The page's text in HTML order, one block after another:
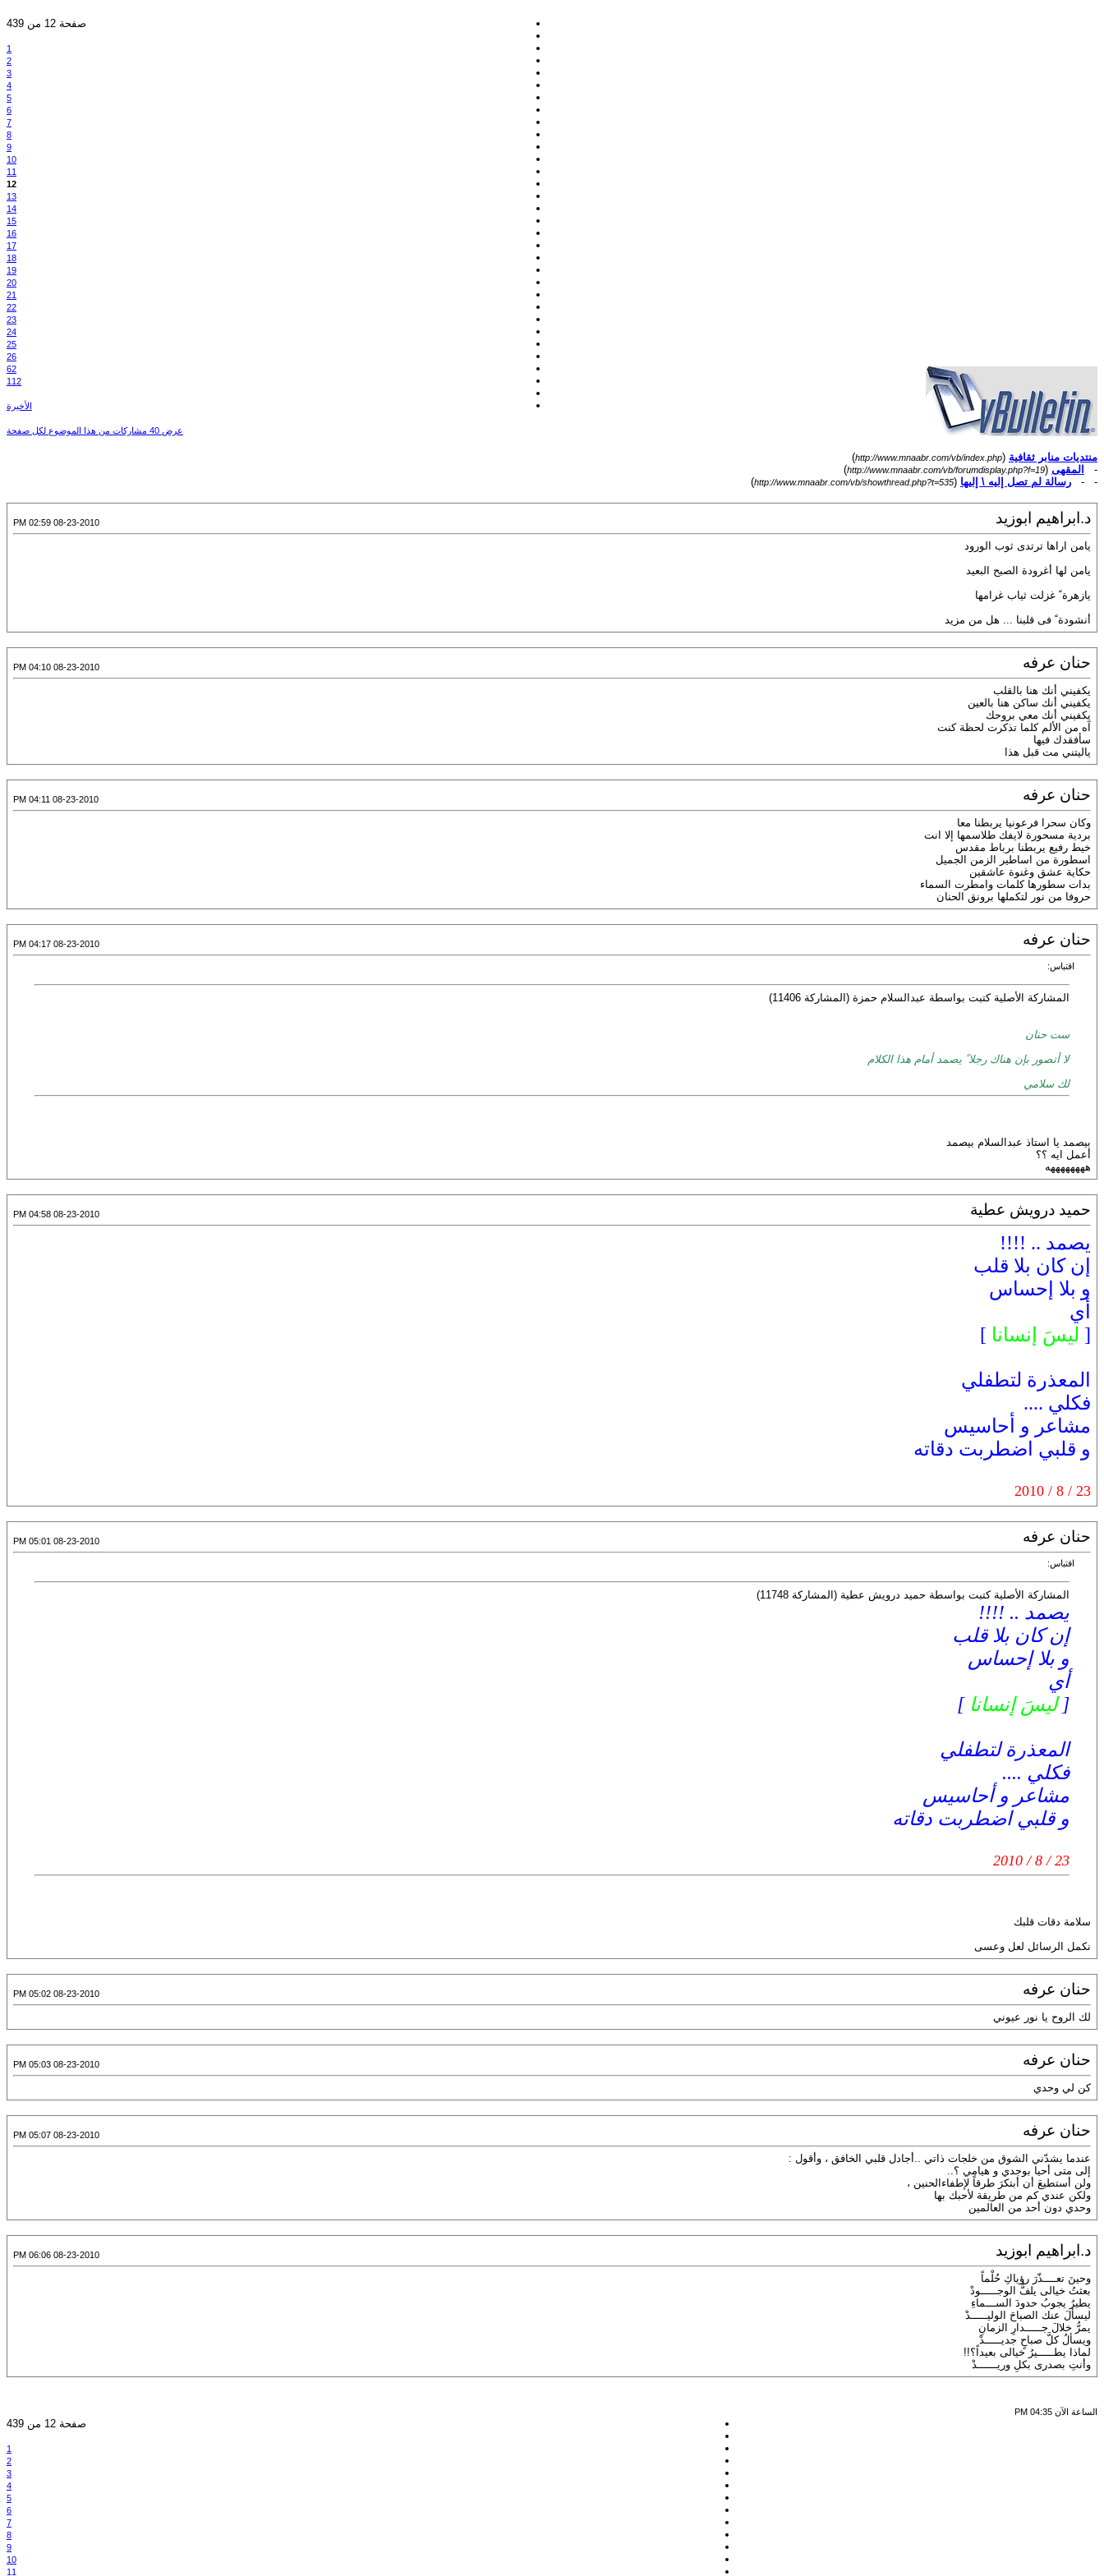
صفحة 12 من 439
1
2
3
4
5
6
7
8
9
10
11
12
13
14
15
16
17
18
19
20
21
22
23
24
25
26
62
112
الأخيرة
عرض 40 مشاركات من هذا الموضوع لكل صفحة
منتديات منابر ثقافية (
http://www.mnaabr.com/vb/index.php
)
-
المقهى (
http://www.mnaabr.com/vb/forumdisplay.php?f=19
)
- - رسالة لم تصل إليه \ إليها (
http://www.mnaabr.com/vb/showthread.php?t=535
)
د.ابراهيم ابوزيد 08-23-2010 02:59 PM
يامن اراها ترتدى ثوب الورود
يامن لها أغرودة الصبح البعيد
يازهرة ً غزلت ثياب غرامها
أنشودة ً فى قلبنا ... هل من مزيد
حنان عرفه 08-23-2010 04:10 PM
يكفيني أنك هنا بالقلب
يكفيني أنك ساكن هنا بالعين
يكفيني أنك معي بروحك
آه من الألم كلما تذكرت لحظة كنت
سأفقدك فيها
ياليتني مت قبل هذا
حنان عرفه 08-23-2010 04:11 PM
وكان سحرا فرعونيا يربطنا معا
بردية مسحورة لايفك طلاسمها إلا انت
خيط رفيع يربطنا برباط مقدس
اسطورة من اساطير الزمن الجميل
حكاية عشق وغنوة عاشقين
بدات سطورها كلمات وامطرت السماء
حروفا من نور لتكملها برونق الحنان
حنان عرفه 08-23-2010 04:17 PM
اقتباس:
المشاركة الأصلية كتبت بواسطة عبدالسلام حمزة (المشاركة 11406)
ست حنان
لا أتصور بإن هناك رجلا ً يصمد أمام هذا الكلام
لك سلامي
بيصمد يا استاذ عبدالسلام بيصمد
أعمل ايه ؟؟
ههههههههه
حميد درويش عطية 08-23-2010 04:58 PM
يصمد .. !!!!
إن كان بلا قلب
و بلا إحساس
أي
[ ليسَ إنسانا ]
المعذرة لتطفلي
فكلي ....
مشاعر و أحاسيس
و قلبي اضطربت دقاته
23 / 8 / 2010
حنان عرفه 08-23-2010 05:01 PM
اقتباس:
المشاركة الأصلية كتبت بواسطة حميد درويش عطية (المشاركة 11748)
يصمد .. !!!!
إن كان بلا قلب
و بلا إحساس
أي
[ ليسَ إنسانا]
المعذرة لتطفلي
فكلي ....
مشاعر و أحاسيس
و قلبي اضطربت دقاته
23 / 8 / 2010
سلامة دقات قلبك
نكمل الرسائل لعل وعسى
حنان عرفه 08-23-2010 05:02 PM
لك الروح يا نور عيوني
حنان عرفه 08-23-2010 05:03 PM
كن لي وحدي
حنان عرفه 08-23-2010 05:07 PM
عندما يشدّني الشوق من خلجات ذاتي ..أجادل قلبي الخافق ، وأقول :
إلى متى أحيا بوجدي و هيامي ؟..
ولن أستطيعَ أن أبتكرَ طرقاً لإطفاءالحنين ،
ولكن عندي كم من طريقة لأحبك بها
وحدي دون أحد من العالمين
د.ابراهيم ابوزيد 08-23-2010 06:06 PM
وحينَ تعــــذّرَ رؤياكِ حُلْماً
بعثتُ خيالى يلفُّ الوجـــــودْ
يطيرُ يجوبُ حدودَ الســـماءِ
ليسألَ عنك الصباحَ الوليـــــدْ
يمرُّ خلالَ جـــــدارِ الزمانِ
ويسألُ كلَّ صباحٍ جديـــــدْ
لماذا يطـــــيرُ خيالى بعيداً؟!!
وأنتِ بصدرى بكلِ وريــــــدْ
الساعة الآن 04:35 PM
صفحة 12 من 439
1
2
3
4
5
6
7
8
9
10
11